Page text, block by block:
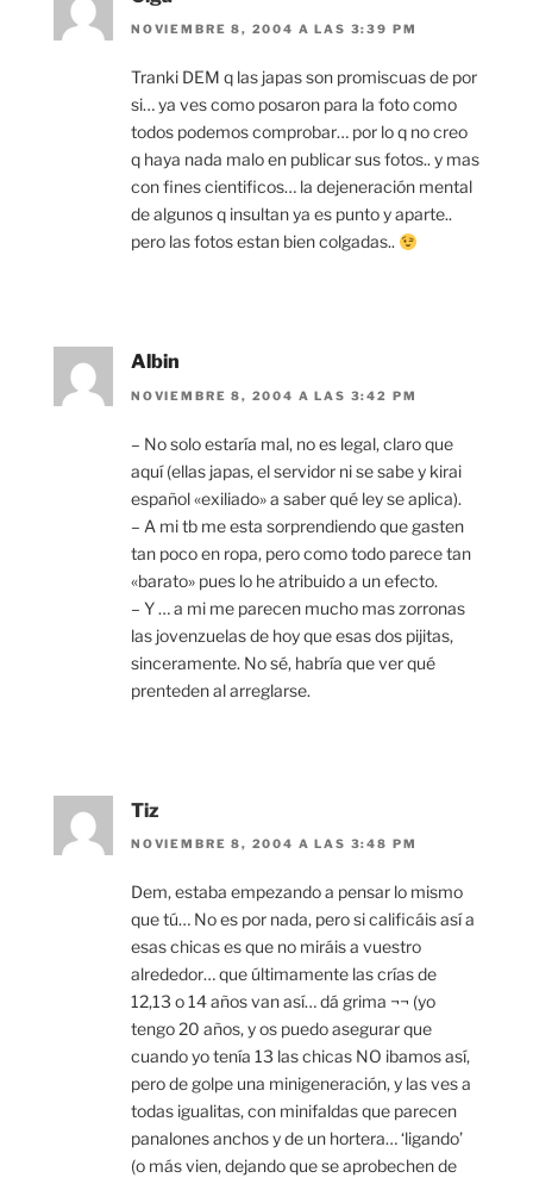
NOVIEMBRE 8, 2004 A LAS 3:39 PM
Tranki DEM q las japas son promiscuas de por
si… ya ves como posaron para la foto como
todos podemos comprobar… por lo q no creo
q haya nada malo en publicar sus fotos.. y mas
con fines cientificos… la dejeneración mental
de algunos q insultan ya es punto y aparte..
pero las fotos estan bien colgadas..
Albin
NOVIEMBRE 8, 2004 A LAS 3:42 PM
– No solo estaría mal, no es legal, claro que
aquí (ellas japas, el servidor ni se sabe y kirai
español «exiliado» a saber qué ley se aplica).
– A mi tb me esta sorprendiendo que gasten
tan poco en ropa, pero como todo parece tan
«barato» pues lo he atribuido a un efecto.
– Y … a mi me parecen mucho mas zorronas
las jovenzuelas de hoy que esas dos pijitas,
sinceramente. No sé, habría que ver qué
prenteden al arreglarse.
Tiz
NOVIEMBRE 8, 2004 A LAS 3:48 PM
Dem, estaba empezando a pensar lo mismo
que tú… No es por nada, pero si calificáis así a
esas chicas es que no miráis a vuestro
alrededor… que últimamente las crías de
12,13 o 14 años van así… dá grima ¬¬ (yo
tengo 20 años, y os puedo asegurar que
cuando yo tenía 13 las chicas NO ibamos así,
pero de golpe una minigeneración, y las ves a
todas igualitas, con minifaldas que parecen
panalones anchos y de un hortera… ‘ligando’
(o más vien, dejando que se aprobechen de